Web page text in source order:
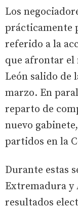
Los
prácticamente
referido a la
que afrontar el
León salido de
marzo. En
reparto de
nuevo
partidos en la
Durante estas
Extremadura y
resultados